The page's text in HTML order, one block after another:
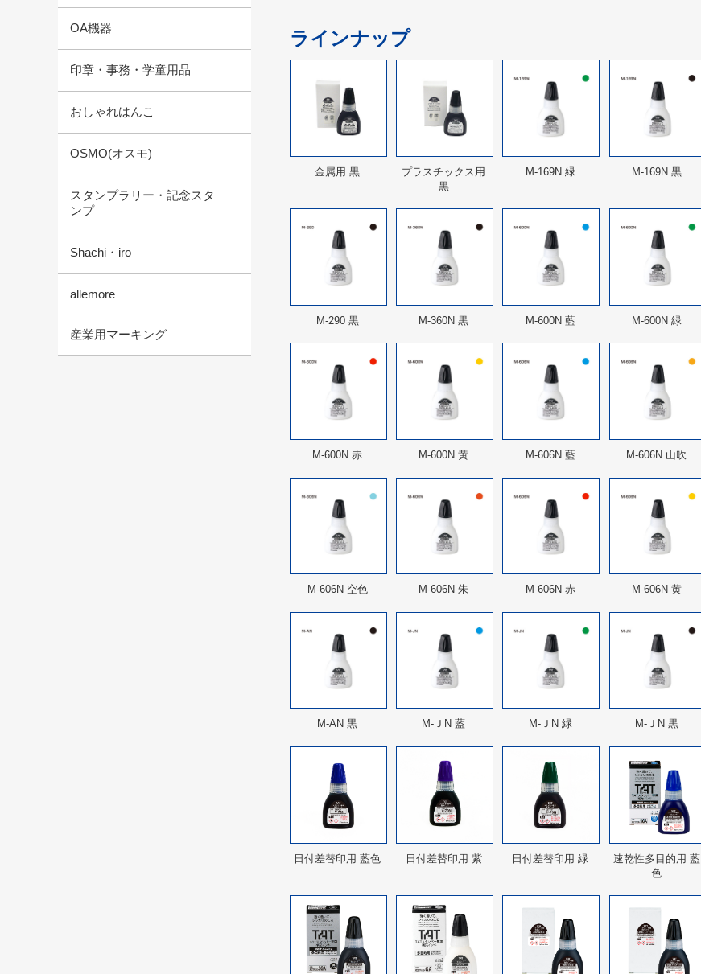
OA機器
印章・事務・学童用品
おしゃれはんこ
OSMO(オスモ)
スタンプラリー・記念スタ
ンプ
Shachi・iro
allemore
産業用マーキング
ラインナップ
金属用 黒
プラスチックス用
黒
M-169N 緑 M-169N 黒
M-290 黒 M-360N 黒 M-600N 藍 M-600N 緑
M-600N 赤 M-600N 黄 M-606N 藍 M-606N 山吹
M-606N 空色 M-606N 朱 M-606N 赤 M-606N 黄
M-AN 黒 M-ＪN 藍 M-ＪN 緑 M-ＪN 黒
日付差替印用 藍色 日付差替印用 紫 日付差替印用 緑
速乾性多目的用 藍
色